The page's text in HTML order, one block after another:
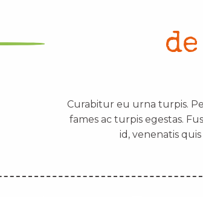
Curabitur eu urna turpis.
fames ac turpis egestas.
id, venenatis